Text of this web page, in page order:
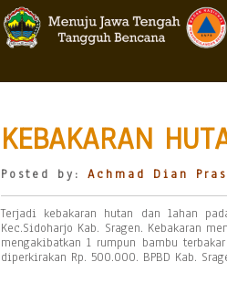
KEBAKARAN
Posted by: Achmad Dian
Terjadi kebakaran hutan dan lahan
Kec.Sidoharjo Kab. Sragen. Kebakaran
mengakibatkan 1 rumpun bambu
diperkirakan Rp. 500.000. BPBD Kab.